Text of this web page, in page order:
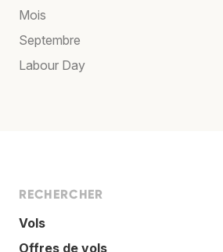
Mois
Septembre
Labour Day
RECHERCHER
Vols
Offres de vols